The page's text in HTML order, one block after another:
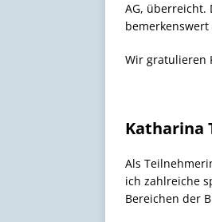
AG, überreicht.
Wir gratulieren
Katharina
Als
ich zahlreiche
Bereichen der